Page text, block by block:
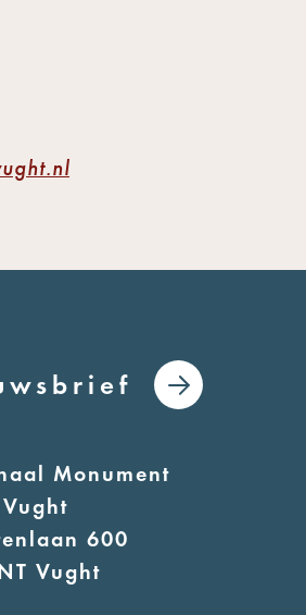
Monument
600
Vught